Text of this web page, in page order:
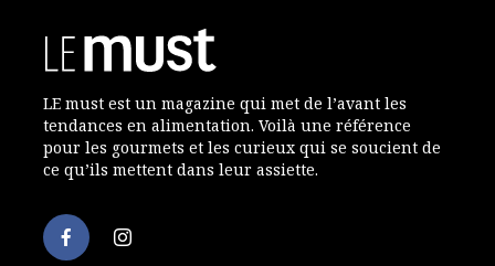
LE must est un magazine qui met de l’avant les
tendances en alimentation. Voilà une référence
pour les gourmets et les curieux qui se soucient de
ce qu’ils mettent dans leur assiette.